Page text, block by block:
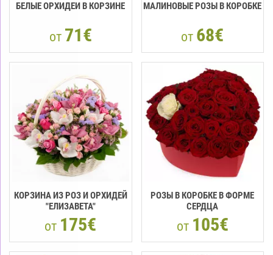
БЕЛЫЕ ОРХИДЕИ В КОРЗИНЕ
от 71€
МАЛИНОВЫЕ РОЗЫ В КОРОБКЕ
от 68€
КОРЗИНА ИЗ РОЗ И ОРХИДЕЙ
"ЕЛИЗАВЕТА"
от 175€
РОЗЫ В КОРОБКЕ В ФОРМЕ
СЕРДЦА
от 105€